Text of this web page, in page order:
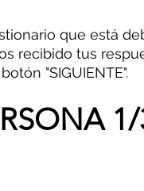
que está
recibido tus
"SIGUIENTE".